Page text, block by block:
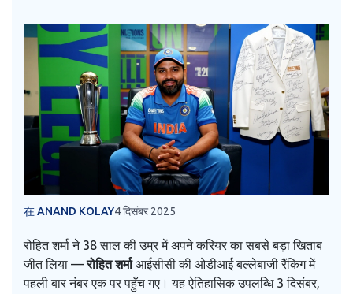
在 ANAND KOLAY4 दिसंबर 2025
रोहित शर्मा ने 38 साल की उम्र में अपने करियर का सबसे बड़ा खिताब
जीत लिया —रोहित शर्माआईसीसी की ओडीआई बल्लेबाजी रैंकिंग में
पहली बार नंबर एक पर पहुँच गए। यह ऐतिहासिक उपलब्धि 3 दिसंबर,